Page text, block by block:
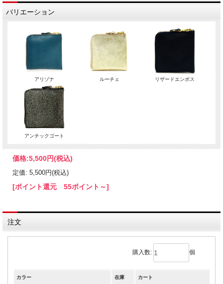
バリエーション
アリゾナ ルーチェ リザードエンボス
アンチックゴート
価格:5,500円(税込)
定価: 5,500円(税込)
[ポイント還元 55ポイント～]
注文
購入数: 個
カラー 在庫 カート